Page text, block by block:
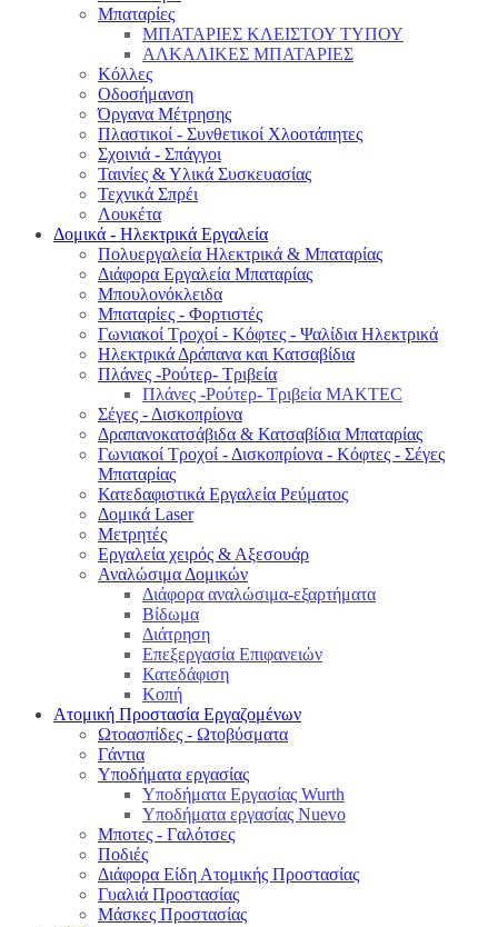
Μπαταρίες
ΜΠΑΤΑΡΙΕΣ ΚΛΕΙΣΤΟΥ ΤΥΠΟΥ
ΑΛΚΑΛΙΚΕΣ ΜΠΑΤΑΡΙΕΣ
Κόλλες
Οδοσήμανση
Όργανα Μέτρησης
Πλαστικοί - Συνθετικοί Χλοοτάπητες
Σχοινιά - Σπάγγοι
Ταινίες & Υλικά Συσκευασίας
Τεχνικά Σπρέι
Λουκέτα
Δομικά - Ηλεκτρικά Εργαλεία
Πολυεργαλεία Ηλεκτρικά & Μπαταρίας
Διάφορα Εργαλεία Μπαταρίας
Μπουλονόκλειδα
Μπαταρίες - Φορτιστές
Γωνιακοί Τροχοί - Κόφτες - Ψαλίδια Ηλεκτρικά
Ηλεκτρικά Δράπανα και Κατσαβίδια
Πλάνες -Ρούτερ- Τριβεία
Πλάνες -Ρούτερ- Τριβεία MAKTEC
Σέγες - Δισκοπρίονα
Δραπανοκατσάβιδα & Κατσαβίδια Μπαταρίας
Γωνιακοί Τροχοί - Δισκοπρίονα - Κόφτες - Σέγες
Μπαταρίας
Κατεδαφιστικά Εργαλεία Ρεύματος
Δομικά Laser
Μετρητές
Εργαλεία χειρός & Αξεσουάρ
Αναλώσιμα Δομικών
Διάφορα αναλώσιμα-εξαρτήματα
Βίδωμα
Διάτρηση
Επεξεργασία Επιφανειών
Κατεδάφιση
Κοπή
Ατομική Προστασία Εργαζομένων
Ωτοασπίδες - Ωτοβύσματα
Γάντια
Υποδήματα εργασίας
Υποδήματα Εργασίας Wurth
Υποδήματα εργασίας Nuevo
Μποτες - Γαλότσες
Ποδιές
Διάφορα Είδη Ατομικής Προστασίας
Γυαλιά Προστασίας
Μάσκες Προστασίας